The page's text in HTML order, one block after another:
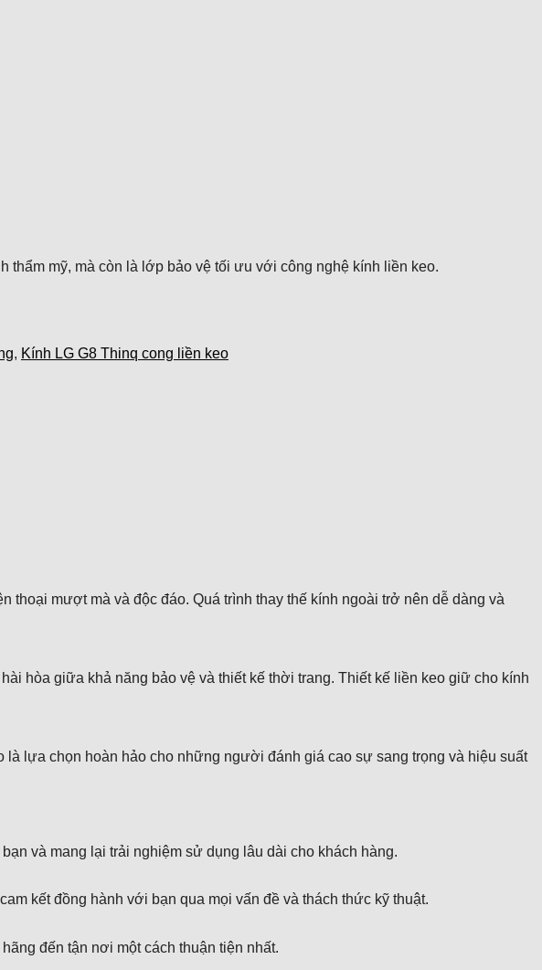
thẩm mỹ, mà còn là lớp bảo vệ tối ưu với công nghệ kính liền keo.
, Kính LG G8 Thinq cong liền keo
thoại mượt mà và độc đáo. Quá trình thay thế kính ngoài trở nên dễ dàng và
hòa giữa khả năng bảo vệ và thiết kế thời trang. Thiết kế liền keo giữ cho kính
lựa chọn hoàn hảo cho những người đánh giá cao sự sang trọng và hiệu suất
và mang lại trải nghiệm sử dụng lâu dài cho khách hàng.
kết đồng hành với bạn qua mọi vấn đề và thách thức kỹ thuật.
đến tận nơi một cách thuận tiện nhất.